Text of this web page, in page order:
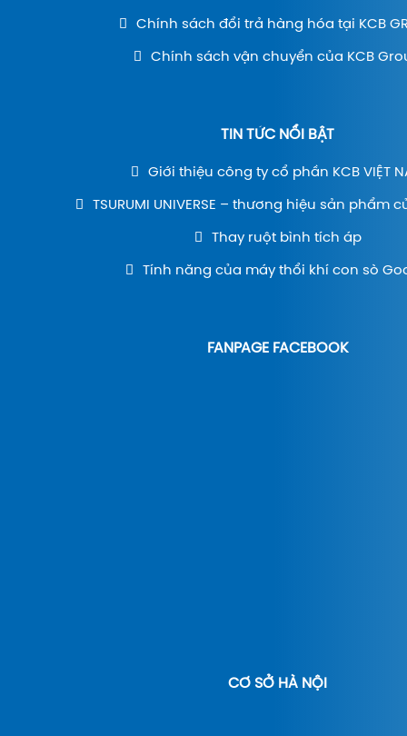
Chính sách đổi trả hàng hóa tại KCB
Chính sách vận chuyển của KCB
TIN TỨC NỔI BẬT
Giới thiệu công ty cổ phần KCB VIỆT
TSURUMI UNIVERSE – thương hiệu sản phẩm
Thay ruột bình tích áp
Tính năng của máy thổi khí con sò
FANPAGE FACEBOOK
CƠ SỞ HÀ NỘI